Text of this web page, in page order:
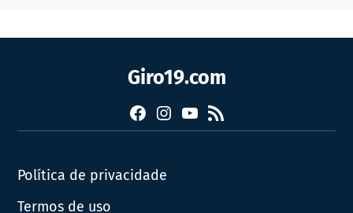
Giro19.com
FacebookInstagram
YouTube
RSS
Política de privacidade
Termos de uso